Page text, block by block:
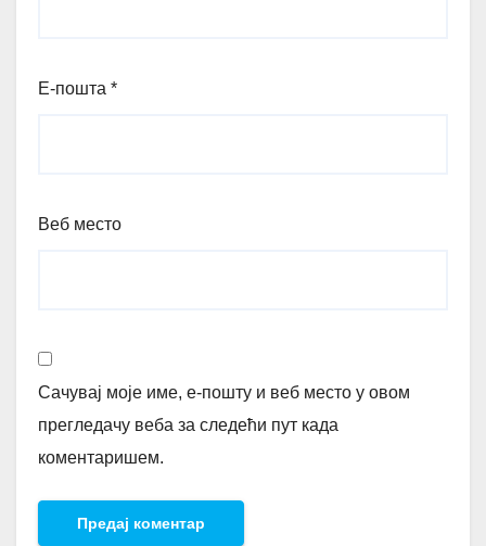
Е-пошта *
Веб место
Сачувај моје име, е-пошту и веб место у овом
прегледачу веба за следећи пут када
коментаришем.